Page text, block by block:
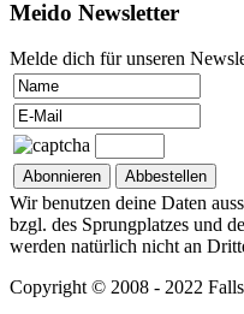
Meido Newsletter
Melde dich für unseren
Wir benutzen deine Daten
bzgl. des Sprungplatzes und
werden natürlich nicht an
Copyright © 2008 - 2022